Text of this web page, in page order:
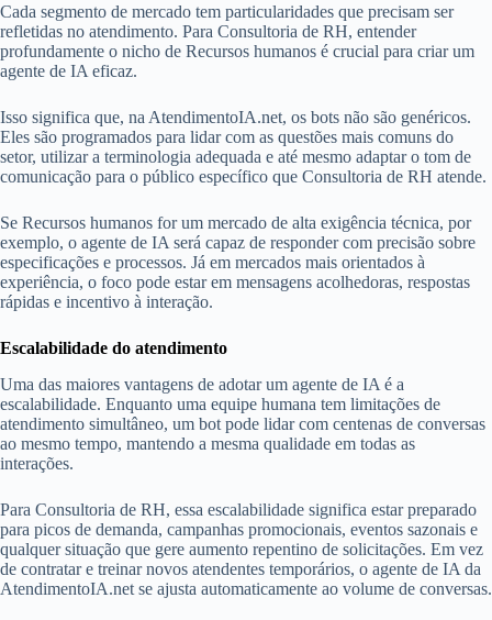
Cada segmento de mercado tem particularidades que precisam ser
refletidas no atendimento. Para Consultoria de RH, entender
profundamente o nicho de Recursos humanos é crucial para criar um
agente de IA eficaz.
Isso significa que, na AtendimentoIA.net, os bots não são genéricos.
Eles são programados para lidar com as questões mais comuns do
setor, utilizar a terminologia adequada e até mesmo adaptar o tom de
comunicação para o público específico que Consultoria de RH atende.
Se Recursos humanos for um mercado de alta exigência técnica, por
exemplo, o agente de IA será capaz de responder com precisão sobre
especificações e processos. Já em mercados mais orientados à
experiência, o foco pode estar em mensagens acolhedoras, respostas
rápidas e incentivo à interação.
Escalabilidade do atendimento
Uma das maiores vantagens de adotar um agente de IA é a
escalabilidade. Enquanto uma equipe humana tem limitações de
atendimento simultâneo, um bot pode lidar com centenas de conversas
ao mesmo tempo, mantendo a mesma qualidade em todas as
interações.
Para Consultoria de RH, essa escalabilidade significa estar preparado
para picos de demanda, campanhas promocionais, eventos sazonais e
qualquer situação que gere aumento repentino de solicitações. Em vez
de contratar e treinar novos atendentes temporários, o agente de IA da
AtendimentoIA.net se ajusta automaticamente ao volume de conversas.